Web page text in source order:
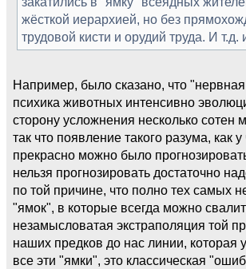
жёсткой иерархией, но без
трудовой кисти и орудий труда. И т.д.
Например, было сказано, что
психика животных интенсивно
сторону усложнения несколько сотен
так что появление такого разума, как у
прекрасно можно было
нельзя прогнозировать достаточно
по той причине, что полно тех самых
"ямок", в которые всегда можно
незамысловатая экстраполяция той
наших предков до нас линии, которая
все эти "ямки", это классическая